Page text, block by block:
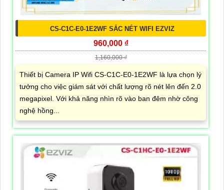
CS-C1C-E0-1E2WF SẮC NÉT WIFI EZVIZ
960,000 ₫
1,160,000 ₫
Thiết bị Camera IP Wifi CS-C1C-E0-1E2WF là lựa chọn lý
tưởng cho việc giám sát với chất lượng rõ nét lên đến 2.0
megapixel. Với khả năng nhìn rõ vào ban đêm nhờ công
nghệ hồng...